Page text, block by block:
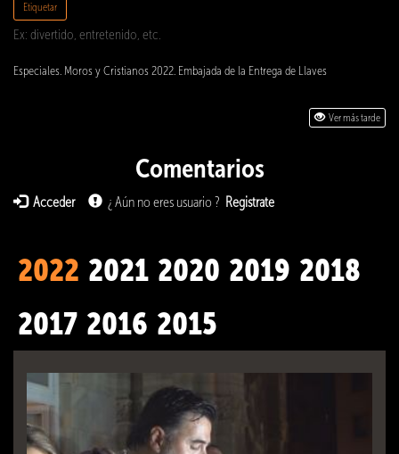
Etiquetar
Ex: divertido, entretenido, etc.
Especiales. Moros y Cristianos 2022. Embajada de la Entrega de Llaves
Ver más tarde
Comentarios
Acceder ¿ Aún no eres usuario ? Registrate
2022 2021 2020 2019 2018
2017 2016 2015